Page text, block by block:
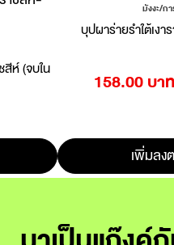
สีห์ (จบใน
มังงะ/ก
บุปผาร่ายรำใต้เงา
158.00 บาท
เพิ่มลง